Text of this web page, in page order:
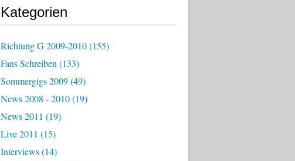
Kategorien
Richtung G 2009-2010(155)
Fans Schreiben (133)
Sommergigs 2009(49)
News 2008 - 2010(19)
News 2011 (19)
Live 2011 (15)
Interviews(14)